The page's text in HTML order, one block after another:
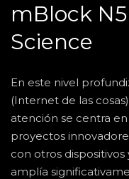
mBlock N5
Science
En este nivel
(Internet de las
atención se centra
proyectos
con otros
amplía